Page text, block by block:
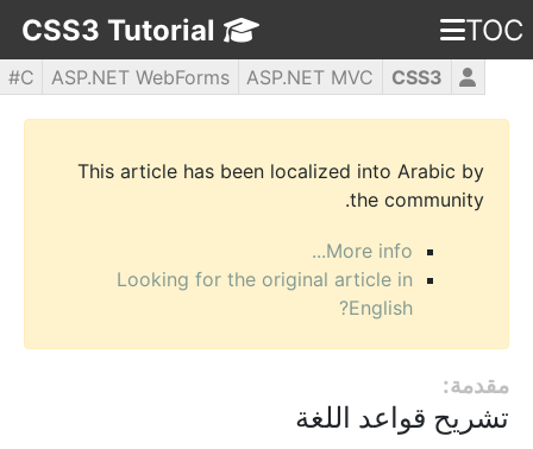
CSS3 Tutorial TOC
CSS3
ASP.NET MVC
ASP.NET WebForms
C#
HTML5
JavaScript
jQuery
PHP5
WPF
This article has been localized into Arabic by
the community.
More info...
Looking for the original article in
English?
مقدمة:
تشريح قواعد اللغة